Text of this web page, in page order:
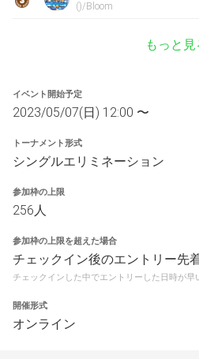
()/Bloom
もっと見
イベント開始予定
2023/05/07(日) 12:00 〜
トーナメント形式
シングルエリミネーション
参加枠の上限
256人
参加枠の上限を超えた場合
チェックイン後のエントリー先
チェックインした中でエントリーした日時が早
開催形式
オンライン